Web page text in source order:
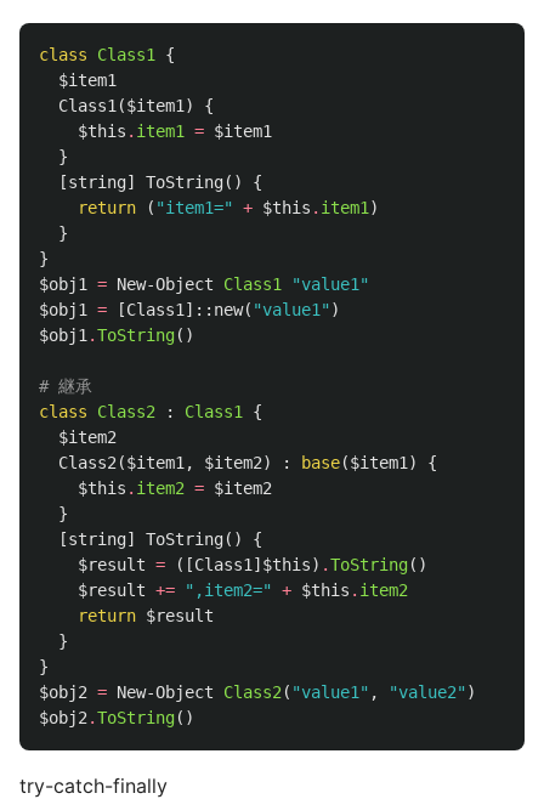
class Class1
{
$item1
Class1 ($item1 )
{
$this . item1 = $item1
}
[string] ToString()
{
return
( "item1=" + $this . item1 )
}
}
$obj1
= New-Object Class1
"value1"
$obj1
= [Class1 ]:: new( "value1" )
$obj1 .ToString()
# 継承
class
Class2 : Class1
{
$item2
Class2 ($item1 , $item2) : base($item1 )
{
$this . item2 = $item2
}
[string] ToString()
{
$result = ([Class1 ] $this) .ToString()
$result += ",item2=" + $this . item2
return $result
}
}
$obj2 = New-Object Class2 ( "value1" , "value2" )
$obj2 .ToString()
try-catch-finally